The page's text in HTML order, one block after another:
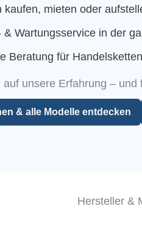
kaufen, mieten oder
& Wartungsservice in der
Beratung für
unsere Erfahrung –
& alle Modelle entdecken
Hersteller &